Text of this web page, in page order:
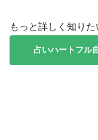
もっと詳しく知り
占いハートフル